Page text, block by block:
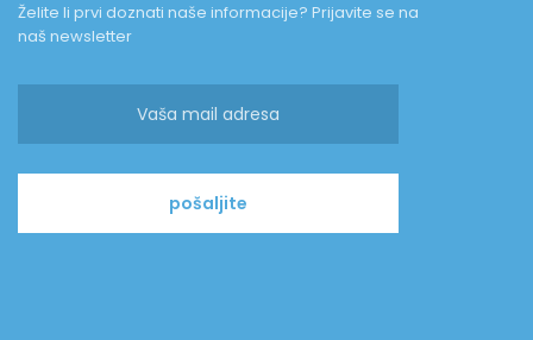
Želite li prvi doznati naše informacije? Prijavite se na
naš newsletter
pošaljite